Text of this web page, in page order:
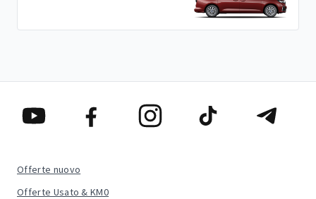
Offerte nuovo
Offerte Usato & KM0